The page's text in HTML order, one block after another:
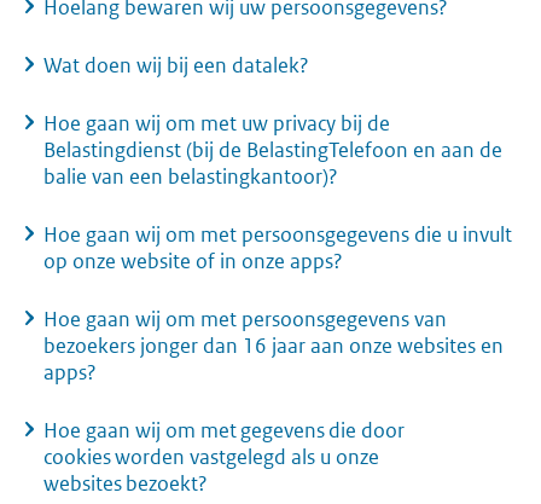
Hoelang bewaren wij uw persoonsgegevens?
Wat doen wij bij een datalek?
Hoe gaan wij om met uw privacy bij de
Belastingdienst (bij de BelastingTelefoon en aan de
balie van een belastingkantoor)?
Hoe gaan wij om met persoonsgegevens die u invult
op onze website of in onze apps?
Hoe gaan wij om met persoonsgegevens van
bezoekers jonger dan 16 jaar aan onze websites en
apps?
Hoe gaan wij om met gegevens die door
cookies worden vastgelegd als u onze
websites bezoekt?